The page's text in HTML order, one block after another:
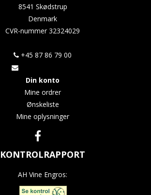
8541 Skødstrup
Denmark
CVR-nummer32324029
+45 87 86 79 00
Din konto
Mine ordrer
Ønskeliste
Mine oplysninger
KONTROLRAPPORT
AH Vine Engros: